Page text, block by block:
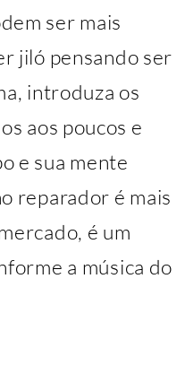
ser mais
jiló pensando ser
introduza os
aos poucos e
e sua mente
reparador é mais
é um
a música do